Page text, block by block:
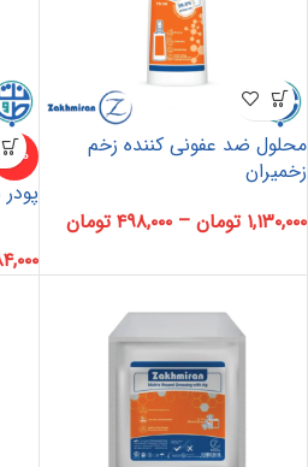
محلول ضد عفونی کننده زخم
زخمیران
۱,۱۳۰,۰۰۰ تومان – ۴۹۸,۰۰۰ تومان
-10%